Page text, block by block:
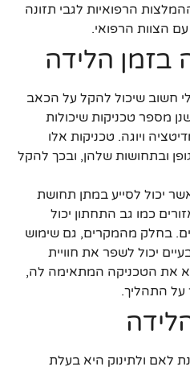
הרפואיות לגבי תזונה
הצוות הרפואי.
בזמן הלידה
חשוב שיכול להקל על הכאב
מספר טכניקות שיכולות
ויוגה. טכניקות אלו
ובתחושות שלהן, ובכך להקל
יכול לסייע במתן תחושת
כמו גב התחתון יכול
בחלק מהמקרים, גם שימוש
יכול לשפר את חוויית
את הטכניקה המתאימה לה,
על התהליך.
לאם ולתינוק היא בעלת